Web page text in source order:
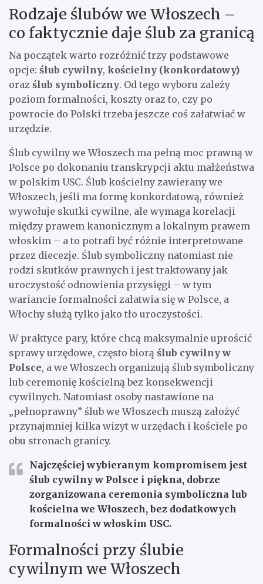
Rodzaje ślubów we Włoszech –
co faktycznie daje ślub za granicą
Na początek warto rozróżnić trzy podstawowe
opcje: ślub cywilny, kościelny (konkordatowy)
oraz ślub symboliczny. Od tego wyboru zależy
poziom formalności, koszty oraz to, czy po
powrocie do Polski trzeba jeszcze coś załatwiać w
urzędzie.
Ślub cywilny we Włoszech ma pełną moc prawną w
Polsce po dokonaniu transkrypcji aktu małżeństwa
w polskim USC. Ślub kościelny zawierany we
Włoszech, jeśli ma formę konkordatową, również
wywołuje skutki cywilne, ale wymaga korelacji
między prawem kanonicznym a lokalnym prawem
włoskim – a to potrafi być różnie interpretowane
przez diecezje. Ślub symboliczny natomiast nie
rodzi skutków prawnych i jest traktowany jak
uroczystość odnowienia przysięgi – w tym
wariancie formalności załatwia się w Polsce, a
Włochy służą tylko jako tło uroczystości.
W praktyce pary, które chcą maksymalnie uprościć
sprawy urzędowe, często biorą ślub cywilny w
Polsce, a we Włoszech organizują ślub symboliczny
lub ceremonię kościelną bez konsekwencji
cywilnych. Natomiast osoby nastawione na
„pełnoprawny” ślub we Włoszech muszą założyć
przynajmniej kilka wizyt w urzędach i kościele po
obu stronach granicy.
Najczęściej wybieranym kompromisem jest
ślub cywilny w Polsce i piękna, dobrze
zorganizowana ceremonia symboliczna lub
kościelna we Włoszech, bez dodatkowych
formalności w włoskim USC.
Formalności przy ślubie
cywilnym we Włoszech